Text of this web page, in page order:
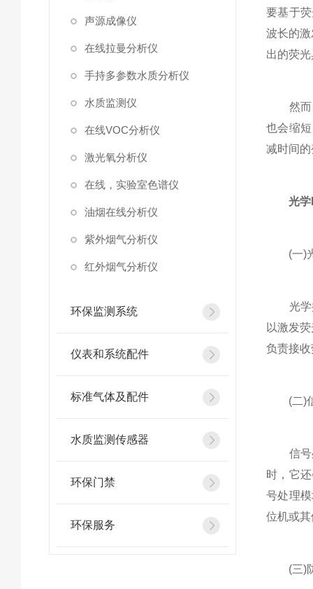
声源成像仪
在线拉曼分析仪
手持多参数水质分析仪
水质监测仪
在线VOC分析仪
激光氧分析仪
在线，实验室色谱仪
油烟在线分析仪
紫外烟气分析仪
红外烟气分析仪
环保监测系统
仪表和系统配件
标准气体及配件
水质监测传感器
环保门禁
环保服务
要基于
波长的
出的荧
然而，
也会缩
减时间
光
(一)光
光学探
以激发
负责接
(二)信
信号处
时，它
号处理
位机或
(三)防